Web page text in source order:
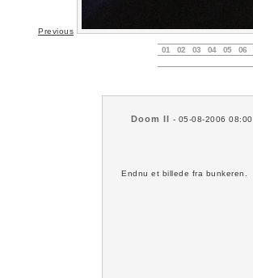
Previous
01 02 03 04 05 06
Doom II - 05-08-2006 08:00
Endnu et billede fra bunkeren.